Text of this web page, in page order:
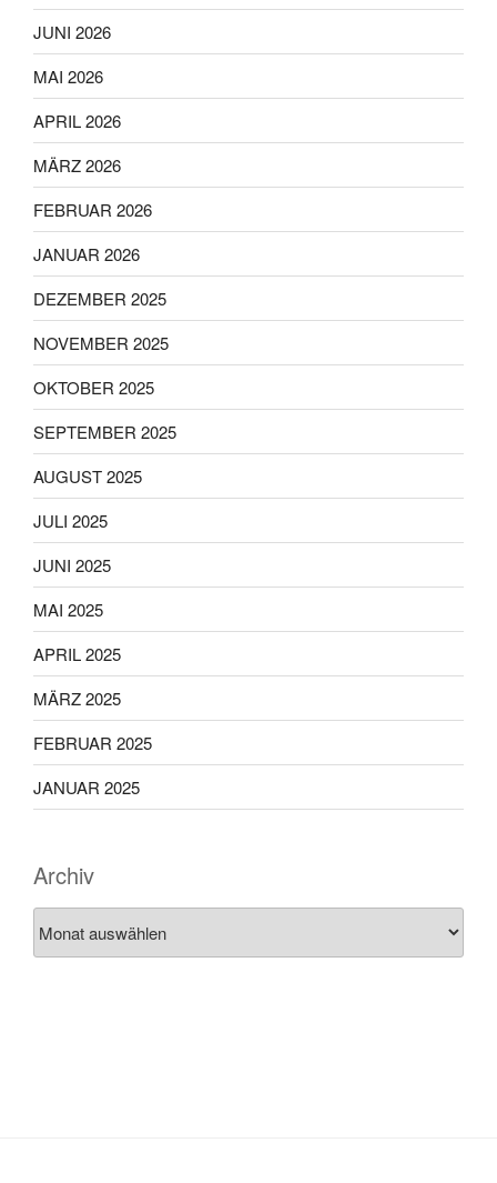
JUNI 2026
MAI 2026
APRIL 2026
MÄRZ 2026
FEBRUAR 2026
JANUAR 2026
DEZEMBER 2025
NOVEMBER 2025
OKTOBER 2025
SEPTEMBER 2025
AUGUST 2025
JULI 2025
JUNI 2025
MAI 2025
APRIL 2025
MÄRZ 2025
FEBRUAR 2025
JANUAR 2025
Archiv